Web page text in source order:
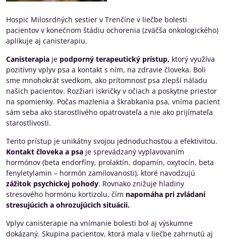
Hospic Milosrdných sestier v Trenčíne v liečbe bolesti
pacientov v konečnom štádiu ochorenia (zväčša onkologického)
aplikuje aj canisterapiu.
Canisterapia je podporný terapeutický prístup, ktorý využíva
pozitívny vplyv psa a kontakt s ním, na zdravie človeka. Boli
sme mnohokrát svedkom, ako prítomnosť psa zlepší náladu
našich pacientov. Rozžiari iskričky v očiach a poskytne priestor
na spomienky. Počas mazlenia a škrabkania psa, vníma pacient
sám seba ako starostlivého opatrovateľa a nie ako prijímateľa
starostlivosti.
Tento prístup je unikátny svojou jednoduchosťou a efektivitou.
Kontakt človeka a psa je sprevádzaný vyplavovaním
hormónov (beta endorfíny, prolaktín, dopamín, oxytocín, beta
fenyletylamin – hormón zamilovanosti), ktoré navodzujú
zážitok psychickej pohody. Rovnako znižuje hladiny
stresového hormónu kortizolu, čím napomáha pri zvládaní
stresujúcich a ohrozujúcich situácii.
Vplyv canisterapie na vnímanie bolesti bol aj výskumne
dokázaný. Skupina pacientov, ktorá mala v liečbe zahrnutú aj